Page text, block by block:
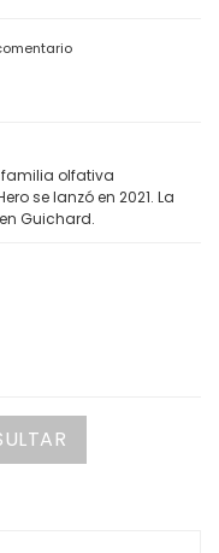
familia olfativa
se lanzó en 2021. La
Guichard.